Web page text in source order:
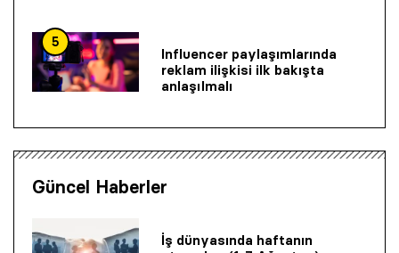
5
Influencer paylaşımlarında
reklam ilişkisi ilk bakışta
anlaşılmalı
Güncel Haberler
İş dünyasında haftanın